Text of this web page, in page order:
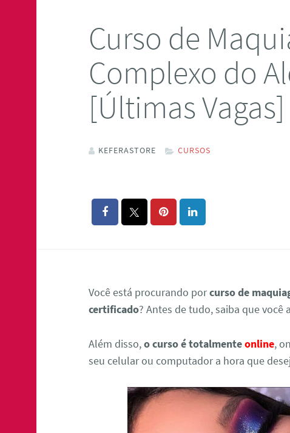
Curso de
Complexo do
[Últimas Vagas]
KEFERASTORE CURSOS
Você está procurando porcurso de
certificado? Antes de tudo, saiba que você
Além disso,o curso é totalmenteonline,
seu celular ou computador a hora que